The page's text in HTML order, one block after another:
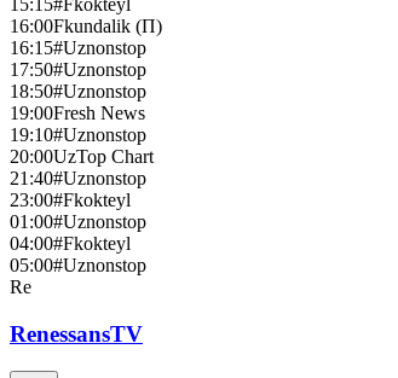
15:15#Fkokteyl
16:00Fkundalik (П)
16:15#Uznonstop
17:50#Uznonstop
18:50#Uznonstop
19:00Fresh News
19:10#Uznonstop
20:00UzTop Chart
21:40#Uznonstop
23:00#Fkokteyl
01:00#Uznonstop
04:00#Fkokteyl
05:00#Uznonstop
Re
RenessansTV